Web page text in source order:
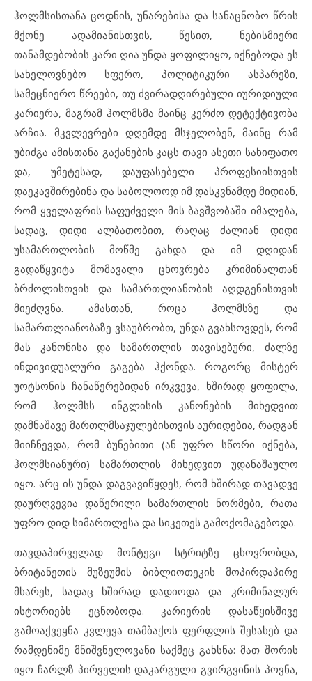
ჰოლმსისთანა ცოდნის, უნარებისა და სანაცნობო წრის
მქონე ადამიანისთვის, წესით, ნებისმიერი
თანამდებობის კარი ღია უნდა ყოფილიყო, იქნებოდა ეს
სახელოვნებო სფერო, პოლიტიკური ასპარეზი,
სამეცნიერო წრეები, თუ ძვირადღირებული იურიდიული
კარიერა, მაგრამ ჰოლმსმა მაინც კერძო დეტექტივობა
არჩია. მკვლევრები დღემდე მსჯელობენ, მაინც რამ
უბიძგა ამისთანა გაქანების კაცს თავი ასეთი სახიფათო
და, უმეტესად, დაუფასებელი პროფესიისთვის
დაეკავშირებინა და საბოლოოდ იმ დასკვნამდე მიდიან,
რომ ყველაფრის საფუძველი მის ბავშვობაში იმალება,
სადაც, დიდი ალბათობით, რაღაც ძალიან დიდი
უსამართლობის მოწმე გახდა და იმ დღიდან
გადაწყვიტა მომავალი ცხოვრება კრიმინალთან
ბრძოლისთვის და სამართლიანობის აღდგენისთვის
მიეძღვნა. ამასთან, როცა ჰოლმსზე და
სამართლიანობაზე ვსაუბრობთ, უნდა გვახსოვდეს, რომ
მას კანონისა და სამართლის თავისებური, ძალზე
ინდივიდუალური გაგება ჰქონდა. როგორც მისტერ
უოტსონის ჩანაწერებიდან ირკვევა, ხშირად ყოფილა,
რომ ჰოლმსს ინგლისის კანონების მიხედვით
დამნაშავე მართლმსაჯულებისთვის აურიდებია, რადგან
მიიჩნევდა, რომ ბუნებითი (ან უფრო სწორი იქნება,
ჰოლმსიანური) სამართლის მიხედვით უდანაშაულო
იყო. არც ის უნდა დაგვავიწყდეს, რომ ხშირად თავადვე
დაურღვევია დაწერილი სამართლის ნორმები, რათა
უფრო დიდ სიმართლესა და სიკეთეს გამოქომაგებოდა.
თავდაპირველად მონტეგი სტრიტზე ცხოვრობდა,
ბრიტანეთის მუზეუმის ბიბლიოთეკის მოპირდაპირე
მხარეს, სადაც ხშირად დადიოდა და კრიმინალურ
ისტორიებს ეცნობოდა. კარიერის დასაწყისშივე
გამოაქვეყნა კვლევა თამბაქოს ფერფლის შესახებ და
რამდენიმე მნიშვნელოვანი საქმეც გახსნა: მათ შორის
იყო ჩარლზ პირველის დაკარგული გვირგვინის პოვნა,